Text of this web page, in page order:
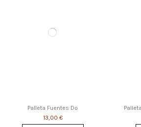
Palleta Fuentes Do
13,00 €